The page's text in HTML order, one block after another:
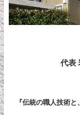
代表
『伝統の職人技術